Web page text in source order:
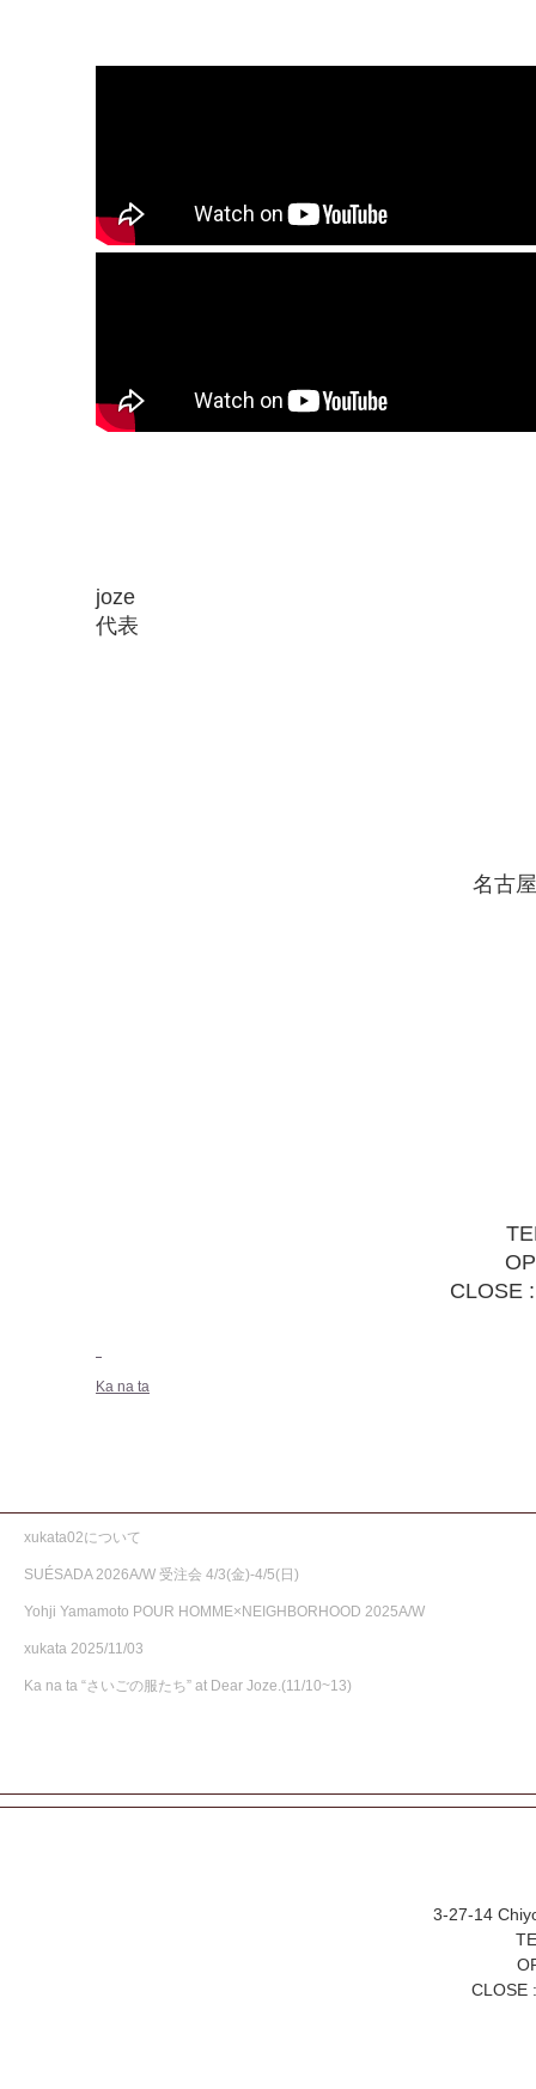
joze
代表
名古
CLOSE
Ka na ta
xukata02について
SUÉSADA 2026A/W 受注会 4/3(金)-4/5(日)
Yohji Yamamoto POUR HOMME×NEIGHBORHOOD 2025A/W
xukata 2025/11/03
Ka na ta “さいごの服たち” at Dear Joze.(11/10~13)
3-27-14
CLOSE